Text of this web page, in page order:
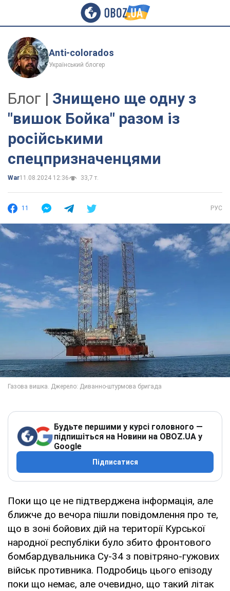
Anti-colorados
Український блогер
Блог | Знищено ще одну з
"вишок Бойка" разом із
російськими
спецпризначенцями
War11.08.2024 12:36 33,7 т.
11 РУС
Будьте першими у курсі головного —
підпишіться на Новини на OBOZ.UA у
Google
Підписатися
Поки що це не підтверджена інформація, але
ближче до вечора пішли повідомлення про те,
що в зоні бойових дій на території Курської
народної республіки було збито фронтового
бомбардувальника Су-34 з повітряно-гужових
військ противника. Подробиць цього епізоду
поки що немає, але очевидно, що такий літак